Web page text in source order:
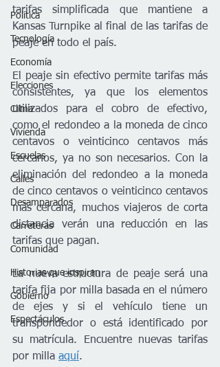
Política
Tecnología
Economía
Elecciones
Clima
Vivienda
Escuelas
Calles
Desamparados
Carreteras
Comunidad
Historias que inspiran
Gobierno
Espectáculos
tarifas simplificada que mantiene a
Kansas Turnpike al final de las tarifas de
peaje en todo el país.
El peaje sin efectivo permite tarifas más
consistentes, ya que los elementos
utilizados para el cobro de efectivo,
como el redondeo a la moneda de cinco
centavos o veinticinco centavos más
cercanos, ya no son necesarios. Con la
eliminación del redondeo a la moneda
de cinco centavos o veinticinco centavos
más cercana, muchos viajeros de corta
distancia verán una reducción en las
tarifas que pagan.
La nueva estructura de peaje será una
tarifa fija por milla basada en el número
de ejes y si el vehículo tiene un
transpondedor o está identificado por
su matrícula. Encuentre nuevas tarifas
por milla aquí.